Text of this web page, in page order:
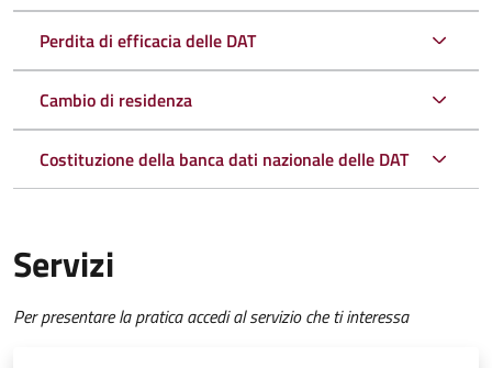
Perdita di efficacia delle DAT
Cambio di residenza
Costituzione della banca dati nazionale delle DAT
Servizi
Per presentare la pratica accedi al servizio che ti interessa